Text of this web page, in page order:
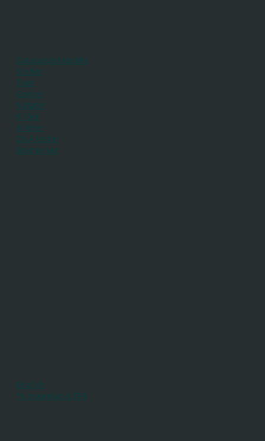
Databasestatistikk
Steder
Trær
Grener
Notater
Kilder
Arkiver
DNA tester
Bokmerker
English
*Norwegian-UTF8